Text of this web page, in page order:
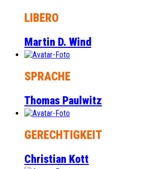
LIBERO
Martin D. Wind
SPRACHE
Thomas Paulwitz
GERECHTIGKEIT
Christian Kott